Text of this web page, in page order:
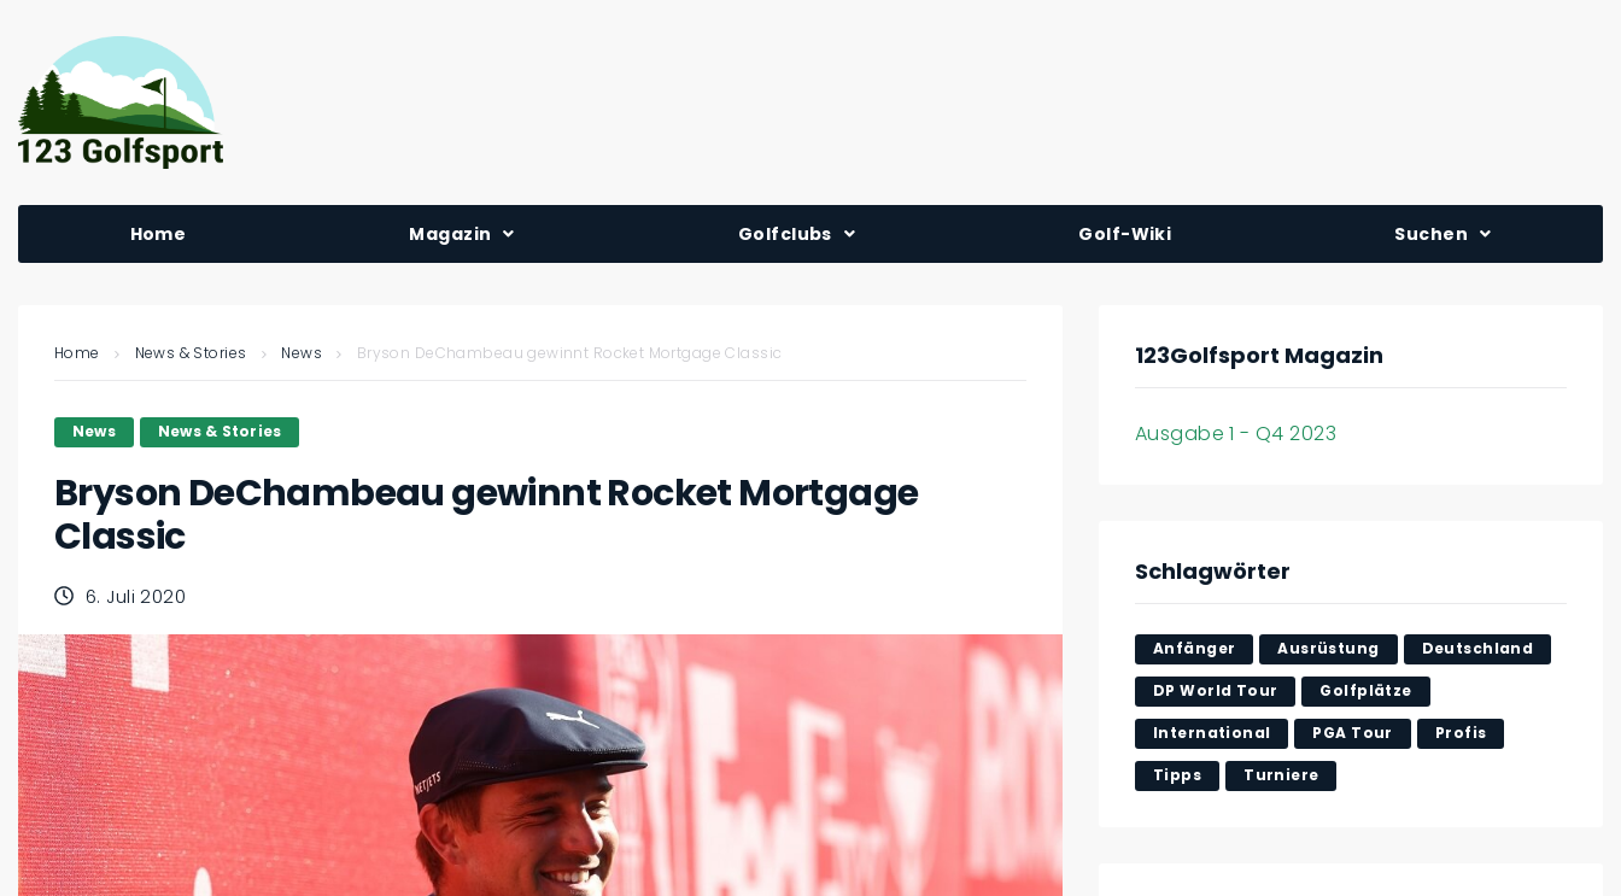
Home Magazin
Golfclubs
Golf-Wiki Suchen
Home News & Stories News Bryson DeChambeau gewinnt Rocket Mortgage Classic
News News & Stories
Bryson DeChambeau gewinnt Rocket Mortgage
Classic
6. Juli 2020
123Golfsport Magazin
Ausgabe 1 - Q4 2023
Schlagwörter
Anfänger Ausrüstung Deutschland
DP World Tour Golfplätze
International PGA Tour Profis
Tipps Turniere